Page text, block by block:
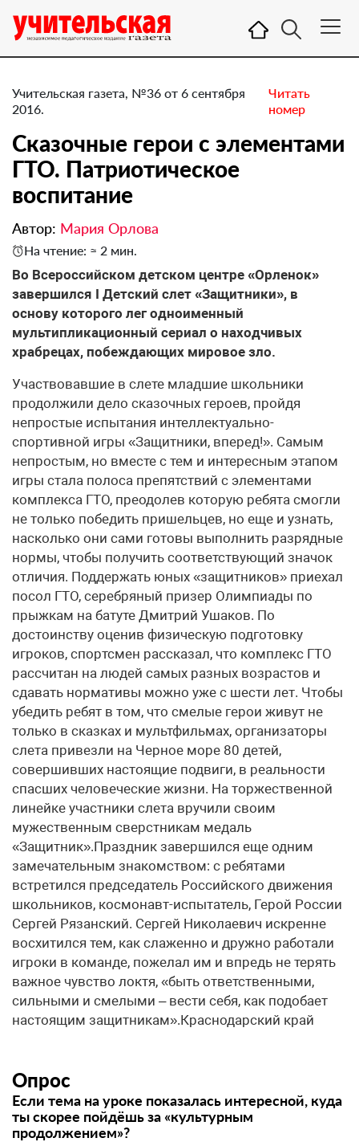
Учительская газета, №36 от 6 сентября
2016.
Читать
номер
Сказочные герои с элементами
ГТО. Патриотическое
воспитание
Автор: Мария Орлова
На чтение: ≈ 2 мин.
Во Всероссийском детском центре «Орленок»
завершился I Детский слет «Защитники», в
основу которого лег одноименный
мультипликационный сериал о находчивых
храбрецах, побеждающих мировое зло.
Участвовавшие в слете младшие школьники
продолжили дело сказочных героев, пройдя
непростые испытания интеллектуально-
спортивной игры «Защитники, вперед!». Самым
непростым, но вместе с тем и интересным этапом
игры стала полоса препятствий с элементами
комплекса ГТО, преодолев которую ребята смогли
не только победить пришельцев, но еще и узнать,
насколько они сами готовы выполнить разрядные
нормы, чтобы получить соответствующий значок
отличия. Поддержать юных «защитников» приехал
посол ГТО, серебряный призер Олимпиады по
прыжкам на батуте Дмитрий Ушаков. По
достоинству оценив физическую подготовку
игроков, спортсмен рассказал, что комплекс ГТО
рассчитан на людей самых разных возрастов и
сдавать нормативы можно уже с шести лет. Чтобы
убедить ребят в том, что смелые герои живут не
только в сказках и мультфильмах, организаторы
слета привезли на Черное море 80 детей,
совершивших настоящие подвиги, в реальности
спасших человеческие жизни. На торжественной
линейке участники слета вручили своим
мужественным сверстникам медаль
«Защитник».Праздник завершился еще одним
замечательным знакомством: с ребятами
встретился председатель Российского движения
школьников, космонавт-испытатель, Герой России
Сергей Рязанский. Сергей Николаевич искренне
восхитился тем, как слаженно и дружно работали
игроки в команде, пожелал им и впредь не терять
важное чувство локтя, «быть ответственными,
сильными и смелыми – вести себя, как подобает
настоящим защитникам».Краснодарский край
Опрос
Если тема на уроке показалась интересной, куда
ты скорее пойдёшь за «культурным
продолжением»?